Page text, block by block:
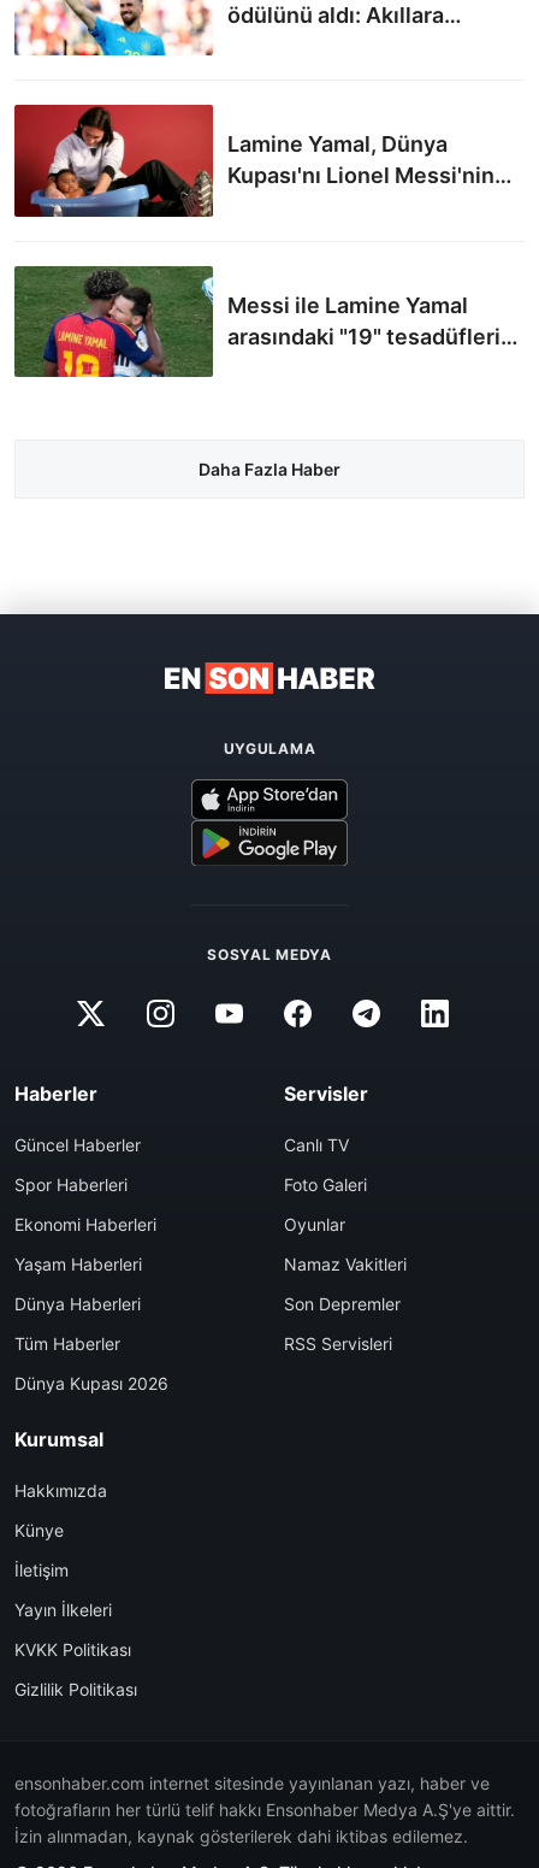
ödülünü aldı: Akıllara
Lamine Yamal, Dünya
Kupası'nı Lionel Messi'nin
Messi ile Lamine Yamal
arasındaki "19" tesadüfleri
Daha Fazla Haber
UYGULAMA
SOSYAL MEDYA
Haberler
Güncel Haberler
Spor Haberleri
Ekonomi Haberleri
Yaşam Haberleri
Dünya Haberleri
Tüm Haberler
Dünya Kupası 2026
Servisler
Canlı TV
Foto Galeri
Oyunlar
Namaz Vakitleri
Son Depremler
RSS Servisleri
Kurumsal
Hakkımızda
Künye
İletişim
Yayın İlkeleri
KVKK Politikası
Gizlilik Politikası
ensonhaber.com internet sitesinde yayınlanan yazı, haber ve
fotoğrafların her türlü telif hakkı Ensonhaber Medya A.Ş'ye aittir.
İzin alınmadan, kaynak gösterilerek dahi iktibas edilemez.